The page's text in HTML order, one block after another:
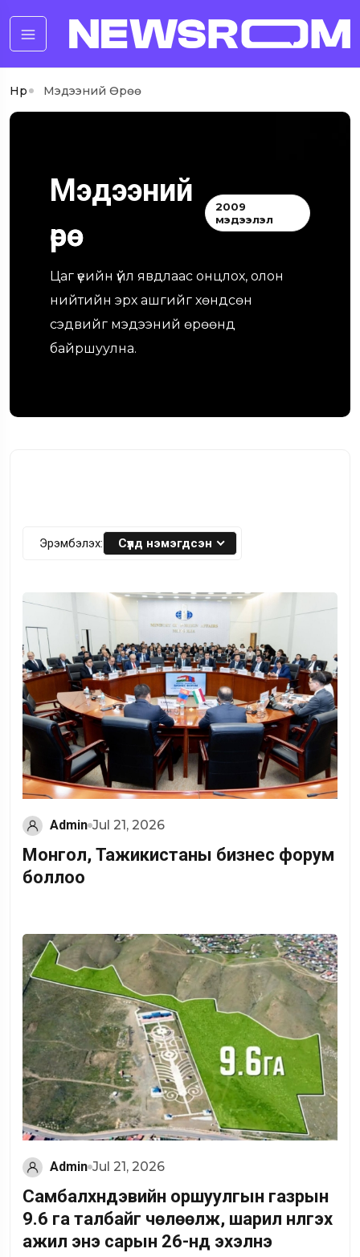
Нүүр Мэдээний Өрөө
Мэдээний
өрөө
2009
мэдээлэл
Цаг үеийн үйл явдлаас онцлох, олон
нийтийн эрх ашгийг хөндсөн
сэдвийг мэдээний өрөөнд
байршуулна.
Эрэмбэлэх: Сүүлд нэмэгдсэн
Admin Jul 21, 2026
Монгол, Тажикистаны бизнес форум
боллоо
Admin Jul 21, 2026
Самбалхүндэвийн оршуулгын газрын
9.6 га талбайг чөлөөлж, шарил нүүлгэх
ажил энэ сарын 26-нд эхэлнэ